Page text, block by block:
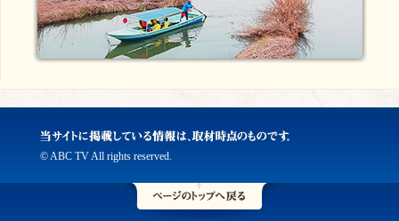
© ABC TV All rights reserved.